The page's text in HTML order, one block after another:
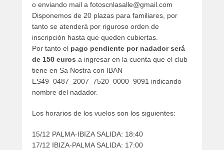
o enviando mail a fotoscnlasalle@gmail.com
Disponemos de 20 plazas para familiares, por
tanto se atenderá por riguroso orden de
inscripción hasta que queden cubiertas.
Por tanto el pago pendiente por nadador será
de 150 euros a ingresar en la cuenta que el club
tiene en Sa Nostra con IBAN
ES49_0487_2007_7520_0000_9091 indicando
nombre del nadador.
Los horarios de los vuelos son los siguientes:
15/12 PALMA-IBIZA SALIDA: 18:40
17/12 IBIZA-PALMA SALIDA: 17:00